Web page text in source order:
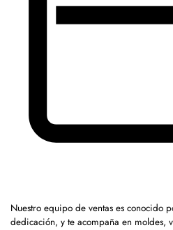
Nuestro equipo de ventas es conocido
dedicación, y te acompaña en moldes,